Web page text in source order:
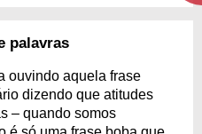
palavras
ouvindo aquela frase
dizendo que atitudes
– quando somos